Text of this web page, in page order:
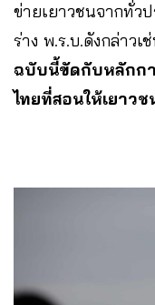
ข่ายเยาวชนจากทั่ว
ร่าง พ.ร.บ.ดังกล่าวเ
ฉบับนี้ขัดกับหลักก
ไทยที่สอนให้เยาว